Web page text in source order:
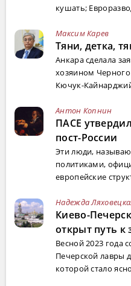
кушать;
Максим Карев
Тяни, детка,
Анкара сделала
хозяином
Кючук-
Антон Копнин
ПАСЕ
пост-России
Эти люди,
политиками,
европейские
Надежда
Киево-
открыт путь к
Весной 2023 года
Печерской лавры
которой стало